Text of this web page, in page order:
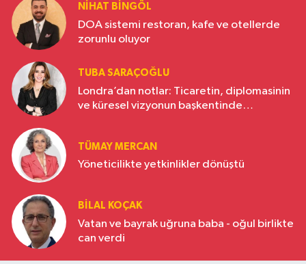
NIHAT BINGÖL
DOA sistemi restoran, kafe ve otellerde
zorunlu oluyor
TUBA SARAÇOĞLU
Londra’dan notlar: Ticaretin, diplomasinin
ve küresel vizyonun başkentinde
TÜMAY MERCAN
Yöneticilikte yetkinlikler dönüştü
BILAL KOÇAK
Vatan ve bayrak uğruna baba - oğul birlikte
can verdi